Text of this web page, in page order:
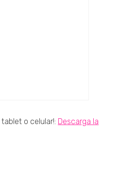
o celular!: Descarga la